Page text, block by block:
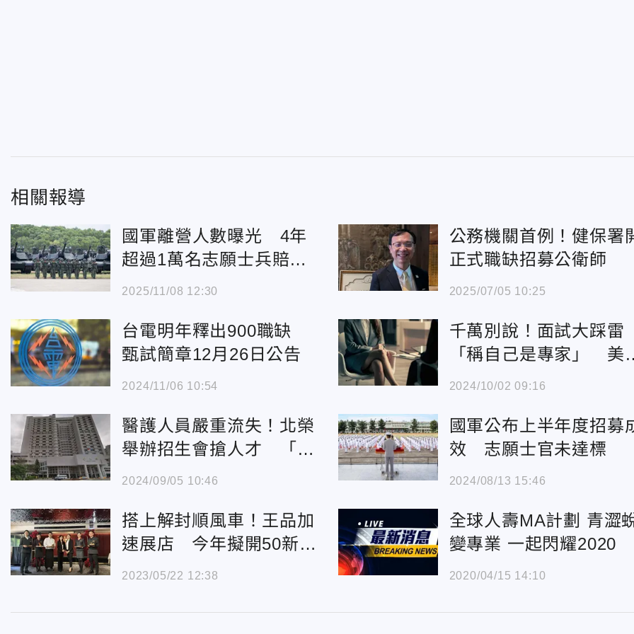
相關報導
國軍離營人數曝光 4年
超過1萬名志願士兵賠錢
退伍
2025/11/08 12:30
公務機關首例！健保署
正式職缺招募公衛師
2025/07/05 10:25
台電明年釋出900職缺
甄試簡章12月26日公告
2024/11/06 10:54
千萬別說！面試大踩雷
「稱自己是專家」 美
行長揭「絕不錄用」原
2024/10/02 09:16
醫護人員嚴重流失！北榮
舉辦招生會搶人才 「外
科醫師」為最大挑戰
2024/09/05 10:46
國軍公布上半年度招募
效 志願士官未達標
2024/08/13 15:46
搭上解封順風車！王品加
速展店 今年擬開50新店
再釋200職缺
2023/05/22 12:38
全球人壽MA計劃 青澀
變專業 一起閃耀2020
2020/04/15 14:10